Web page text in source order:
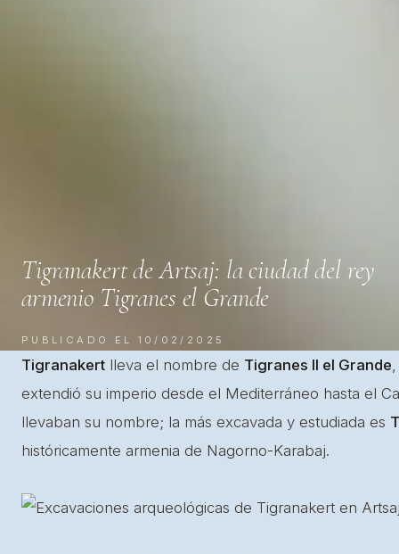
Tigranakert de Artsaj: la ciudad del rey
armenio Tigranes el Grande
PUBLICADO EL 10/02/2025
Tigranakert lleva el nombre de Tigranes II el Grande
extendió su imperio desde el Mediterráneo hasta el
llevaban su nombre; la más excavada y estudiada es
históricamente armenia de Nagorno-Karabaj.